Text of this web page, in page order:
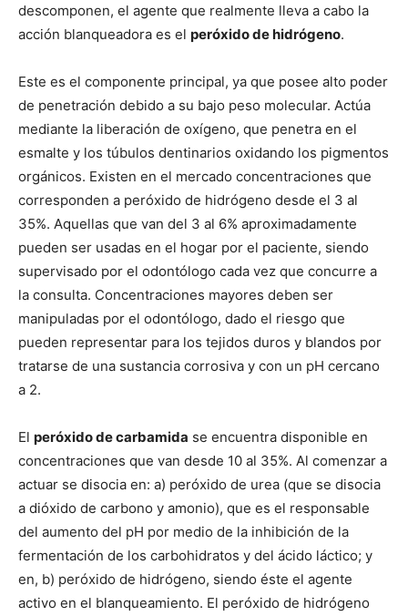
descomponen, el agente que realmente lleva a cabo la
acción blanqueadora es el peróxido de hidrógeno.
Este es el componente principal, ya que posee alto poder
de penetración debido a su bajo peso molecular. Actúa
mediante la liberación de oxígeno, que penetra en el
esmalte y los túbulos dentinarios oxidando los pigmentos
orgánicos. Existen en el mercado concentraciones que
corresponden a peróxido de hidrógeno desde el 3 al
35%. Aquellas que van del 3 al 6% aproximadamente
pueden ser usadas en el hogar por el paciente, siendo
supervisado por el odontólogo cada vez que concurre a
la consulta. Concentraciones mayores deben ser
manipuladas por el odontólogo, dado el riesgo que
pueden representar para los tejidos duros y blandos por
tratarse de una sustancia corrosiva y con un pH cercano
a 2.
El peróxido de carbamida se encuentra disponible en
concentraciones que van desde 10 al 35%. Al comenzar a
actuar se disocia en: a) peróxido de urea (que se disocia
a dióxido de carbono y amonio), que es el responsable
del aumento del pH por medio de la inhibición de la
fermentación de los carbohidratos y del ácido láctico; y
en, b) peróxido de hidrógeno, siendo éste el agente
activo en el blanqueamiento. El peróxido de hidrógeno